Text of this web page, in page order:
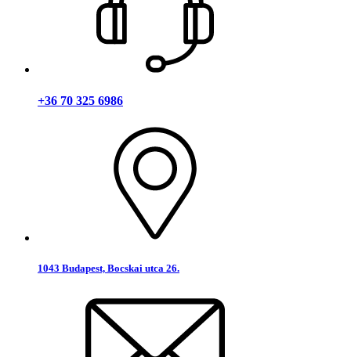
+36 70 325 6986
1043 Budapest, Bocskai utca 26.